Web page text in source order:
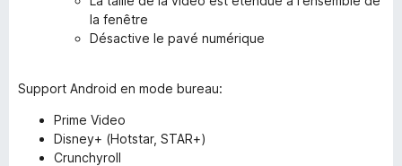
la fenêtre
Désactive le pavé numérique
Support Android en mode bureau:
Prime Video
Disney+ (Hotstar, STAR+)
Crunchyroll